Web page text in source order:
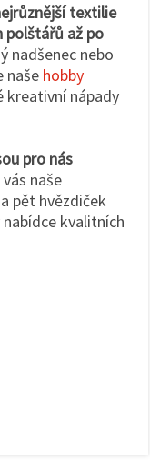
textilie
polštářů až po
nadšenec nebo
naše hobby
kreativní nápady
pro nás
naše
pět hvězdiček
kvalitních